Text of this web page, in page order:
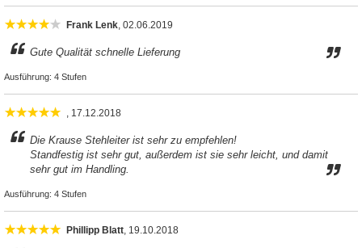
Frank Lenk, 02.06.2019
Gute Qualität schnelle Lieferung
Ausführung: 4 Stufen
, 17.12.2018
Die Krause Stehleiter ist sehr zu empfehlen!
Standfestig ist sehr gut, außerdem ist sie sehr leicht, und damit
sehr gut im Handling.
Ausführung: 4 Stufen
Phillipp Blatt, 19.10.2018